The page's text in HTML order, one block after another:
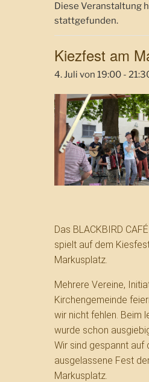
Diese Veranstaltung
stattgefunden.
Kiezfest am
4. Juli von 19:00 -
Das BLACKBIRD
spielt auf dem
Markusplatz.
Mehrere Vereine,
Kirchengemeinde
wir nicht fehlen. Beim
wurde schon
Wir sind gespannt auf
ausgelassene Fest
Markusplatz.